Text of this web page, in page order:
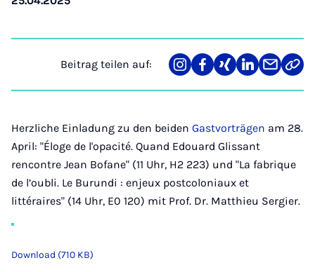
Beitrag teilen auf:
Teilen
auf
Teilen
auf
Teilen
auf
Teilen
auf
Teilen
über
Mail
Link
Herzliche Einladung zu den beiden Gastvorträgen am 28.
April: "Éloge de l'opacité. Quand Edouard Glissant
rencontre Jean Bofane" (11 Uhr, H2 223) und "La fabrique
de l’oubli. Le Burundi : enjeux postcoloniaux et
littéraires" (14 Uhr, E0 120) mit Prof. Dr. Matthieu Sergier.
Download (710 KB)